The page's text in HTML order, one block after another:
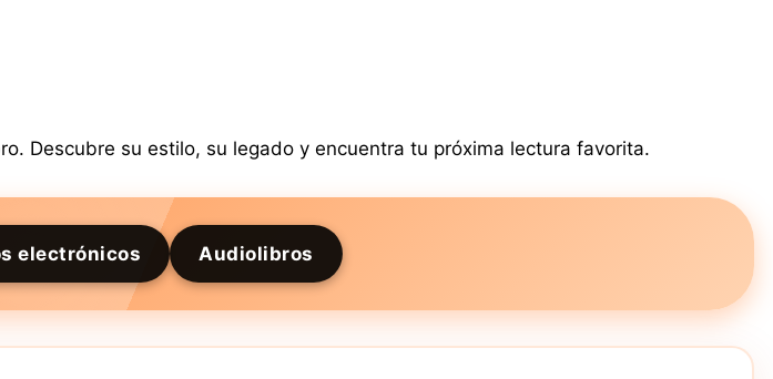
Descubre su estilo, su legado y encuentra tu próxima lectura favorita.
electrónicos Audiolibros